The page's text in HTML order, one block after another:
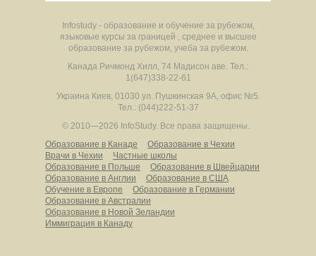
Infostudy - образование и обучение за рубежом,
языковые курсы за границей , среднее и высшее
образование за рубежом, учеба за рубежом.
Канада Ричмонд Хилл, 74 Мадисон аве. Тел.:
1(647)338-22-61
Украина Киев, 01030 ул. Пушкинская 9А, офис №5.
Тел.: (044)222-51-37
© 2010—2026 InfoStudy. Все права защищены.
Образование в Канаде
Образование в Чехии
Врачи в Чехии
Частные школы
Образование в Польше
Образование в Швейцарии
Образование в Англии
Образование в США
Обучение в Европе
Образование в Германии
Образование в Австралии
Образование в Новой Зеландии
Иммиграция в Канаду